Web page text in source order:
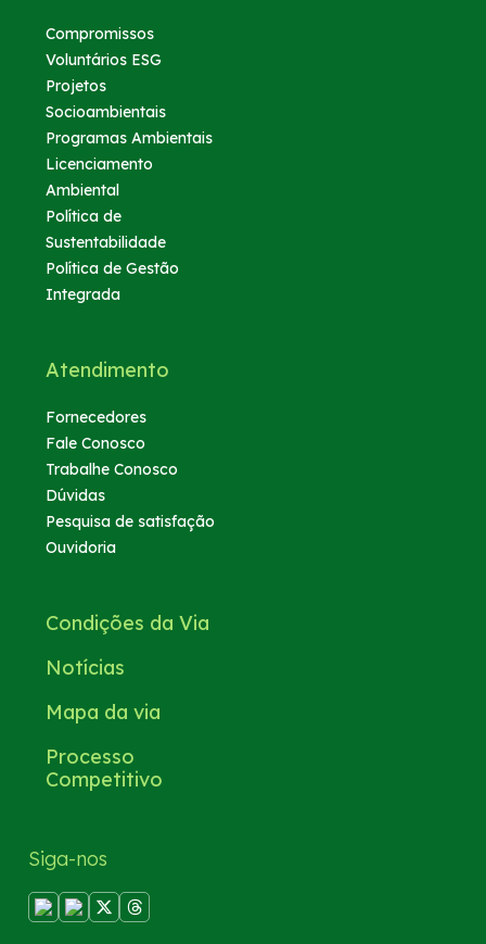
Compromissos
Voluntários ESG
Projetos
Socioambientais
Programas Ambientais
Licenciamento
Ambiental
Política de
Sustentabilidade
Política de Gestão
Integrada
Atendimento
Fornecedores
Fale Conosco
Trabalhe Conosco
Dúvidas
Pesquisa de satisfação
Ouvidoria
Condições da Via
Notícias
Mapa da via
Processo
Competitivo
Siga-nos